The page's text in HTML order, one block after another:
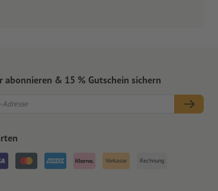
abonnieren & 15 % Gutschein sichern
Vorkasse Rechnung